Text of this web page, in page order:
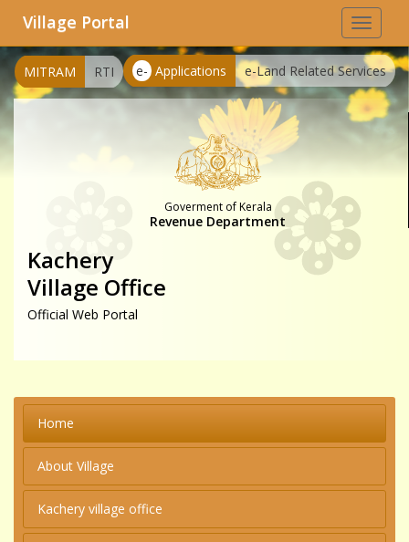
Toggle
Village Portal
e- Applications e-Land Related Services
MITRAM RTI
Goverment of Kerala
Revenue Department
Kachery
Village Office
Official Web Portal
Home
About Village
Kachery village office